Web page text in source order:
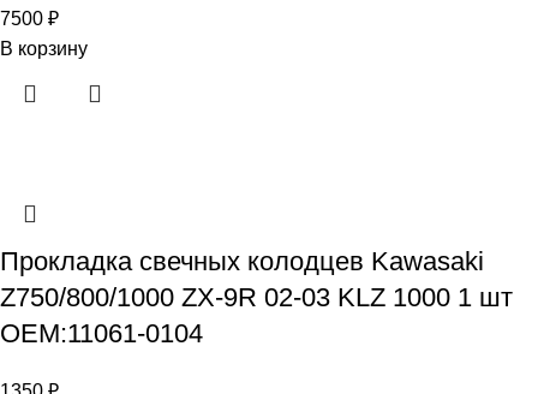
7500 ₽
В корзину
Прокладка свечных колодцев Kawasaki
Z750/800/1000 ZX-9R 02-03 KLZ 1000 1 шт
OEM:11061-0104